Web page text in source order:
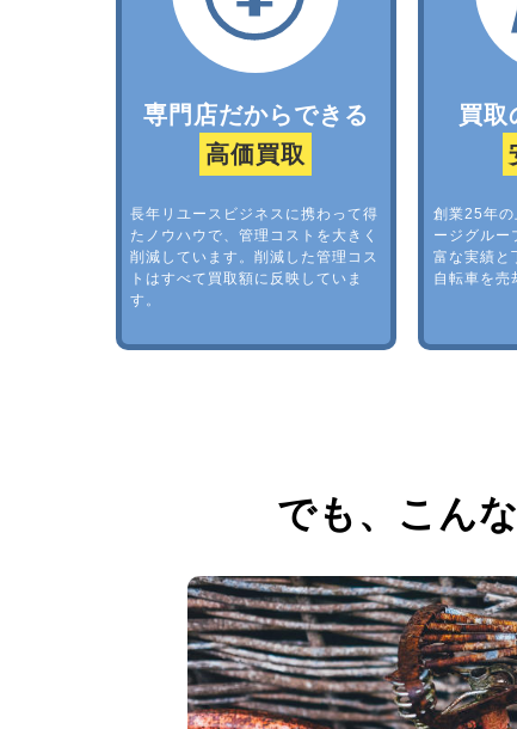
専門店だからできる
高価買取
長年リユースビジネスに携わって得
たノウハウで、管理コストを大きく
削減しています。削減した管理コス
トはすべて買取額に反映していま
す。
買取
創業25年の
ージグルー
富な実績と
自転車を売
でも、 こん